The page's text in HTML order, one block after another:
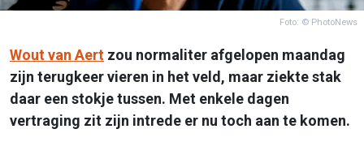
Foto: © PhotoNews
Wout van Aert zou normaliter afgelopen maandag
zijn terugkeer vieren in het veld, maar ziekte stak
daar een stokje tussen. Met enkele dagen
vertraging zit zijn intrede er nu toch aan te komen.